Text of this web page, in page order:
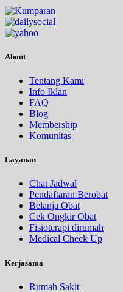
About
Tentang Kami
Info Iklan
FAQ
Blog
Membership
Komunitas
Layanan
Chat Jadwal
Pendaftaran Berobat
Belanja Obat
Cek Ongkir Obat
Fisioterapi dirumah
Medical Check Up
Kerjasama
Rumah Sakit